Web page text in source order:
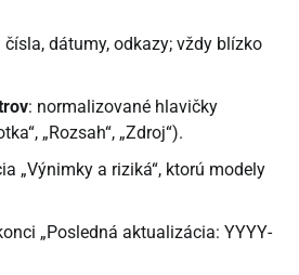
čísla, dátumy, odkazy; vždy blízko
: normalizované hlavičky
„Rozsah“, „Zdroj“).
„Výnimky a riziká“, ktorú modely
„Posledná aktualizácia: YYYY-